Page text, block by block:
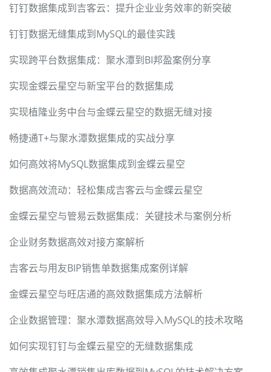
钉钉数据集成到吉客云：提升企业业务效率的新突破
钉钉数据无缝集成到MySQL的最佳实践
实现跨平台数据集成：聚水潭到BI邦盈案例分享
实现金蝶云星空与新宝平台的数据集成
实现植隆业务中台与金蝶云星空的数据无缝对接
畅捷通T+与聚水潭数据集成的实战分享
如何高效将MySQL数据集成到金蝶云星空
数据高效流动：轻松集成吉客云与金蝶云星空
金蝶云星空与管易云数据集成：关键技术与案例分析
企业财务数据高效对接方案解析
吉客云与用友BIP销售单数据集成案例详解
金蝶云星空与旺店通的高效数据集成方法解析
企业数据管理：聚水潭数据高效导入MySQL的技术攻略
如何实现钉钉与金蝶云星空的无缝数据集成